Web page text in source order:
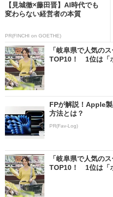
【見城徹×藤田晋】AI時代でも
変わらない経営者の本質
PR(FINCHI on GOETHE)
「岐阜県で人気の
TOP10！ 1位は「
FPが解説！Apple
方法とは？
PR(Fav-Log)
「岐阜県で人気の
TOP10！ 1位は「